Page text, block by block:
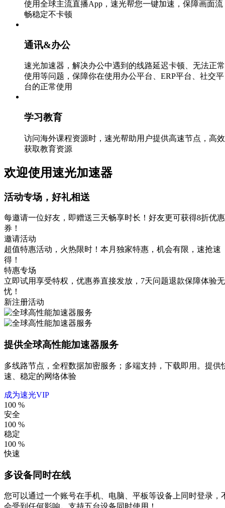
使用全球主流直播App，速光帮您一键加速，保障画面流
畅稳定不卡顿
通讯&办公
速光加速器，解决办公中遇到的线路延迟卡顿、无法正常
使用等问题，保障你在使用办公平台、ERP平台、社交平
台的正常使用
学习教育
访问海外课程资源时，速光帮助用户提供高速节点，高效
获取教育资源
欢迎使用速光加速器
活动专场，好礼相送
每邀请一位好友，即赠送三天畅享时长！好友更可获得8折优惠
券！
邀请活动
超值特惠活动，火热限时！本月独家特惠，机会有限，速抢速
得！
特惠专场
立即试用享受特权，优惠券直接发放，7天问题退款保障体验无
忧！
新注册活动
提供全球高性能加速器服务
多线路节点，全程数据加密服务；多端支持，下载即用。提供
速、稳定的网络体验
成为速光VIP
100 %
安全
100 %
稳定
100 %
快速
多设备同时在线
您可以通过一个账号在手机、电脑、平板等设备上同时登录，